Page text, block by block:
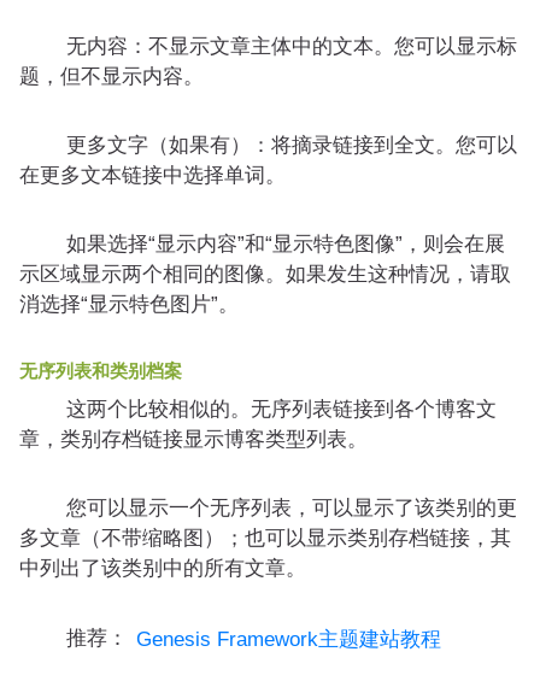
无内容：不显示文章主体中的文本。您可以显示标
题，但不显示内容。
更多文字（如果有）：将摘录链接到全文。您可以
在更多文本链接中选择单词。
如果选择“显示内容”和“显示特色图像”，则会在展
示区域显示两个相同的图像。如果发生这种情况，请取
消选择“显示特色图片”。
无序列表和类别档案
这两个比较相似的。无序列表链接到各个博客文
章，类别存档链接显示博客类型列表。
您可以显示一个无序列表，可以显示了该类别的更
多文章（不带缩略图 ）；也可以显示类别存档链接，其
中列出了该类别中的所有文章。
推荐： Genesis Framework主题建站教程